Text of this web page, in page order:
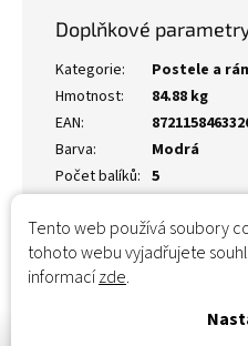
Tento web používá soubory
tohoto webu vyjadřujete
informacízde.
Doplňkové
Kategorie:
Postele a
Hmotnost:
84.88 kg
EAN:
Barva:
Modrá
Počet balíků: 5